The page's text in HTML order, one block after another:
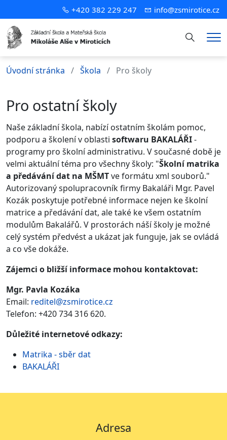
+420 382 229 247 info@zsmirotice.cz
Hledání
Úvodní stránka Škola Pro školy
Pro ostatní školy
Naše základní škola, nabízí ostatním školám pomoc,
podporu a školení v oblasti softwaru BAKALÁŘI-
programy pro školní administrativu. V současné době je
velmi aktuální téma pro všechny školy: "Školní matrika
a předávání dat na MŠMTve formátu xml souborů."
Autorizovaný spolupracovník firmy Bakaláři Mgr. Pavel
Kozák poskytuje potřebné informace nejen ke školní
matrice a předávání dat, ale také ke všem ostatním
modulům Bakalářů. V prostorách náší školy je možné
celý systém předvést a ukázat jak funguje, jak se ovládá
a co vše dokáže.
Zájemci o bližší informace mohou kontaktovat:
Mgr. Pavla Kozáka
Email: reditel@zsmirotice.cz
Telefon: +420 734 316 620.
Důležité internetové odkazy:
Matrika - sběr dat
BAKALÁŘI
Adresa